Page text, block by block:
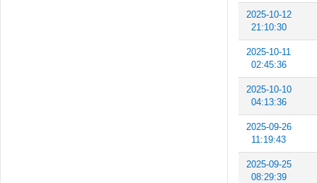
2025-10-12
21:10:30
2025-10-11
02:45:36
2025-10-10
04:13:36
2025-09-26
11:19:43
2025-09-25
08:29:39